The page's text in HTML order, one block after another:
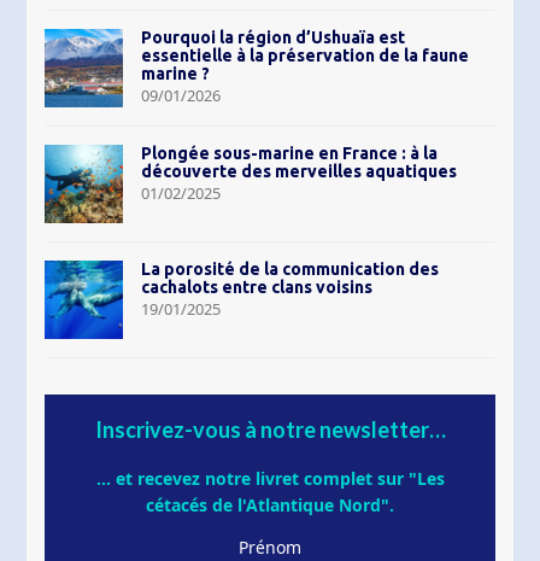
Pourquoi la région d’Ushuaïa est
essentielle à la préservation de la faune
marine ?
09/01/2026
Plongée sous-marine en France : à la
découverte des merveilles aquatiques
01/02/2025
La porosité de la communication des
cachalots entre clans voisins
19/01/2025
Inscrivez-vous à notre newsletter…
... et recevez notre livret complet sur "Les
cétacés de l'Atlantique Nord".
Prénom